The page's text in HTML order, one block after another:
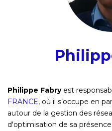
Philippe Fabryest
FRANCE, où il s’occupe en
autour de la gestion des
d'optimisation de sa